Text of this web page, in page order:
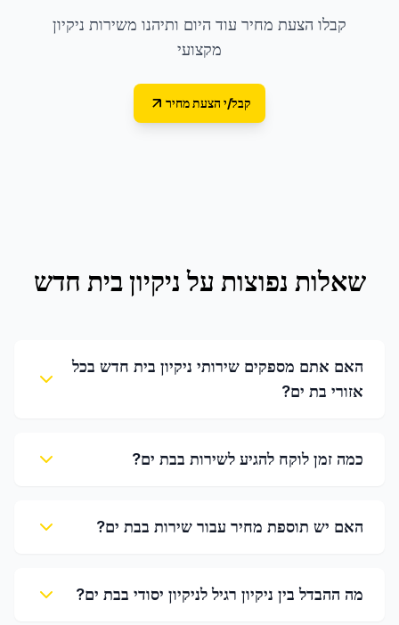
קבלו הצעת מחיר עוד היום ותיהנו משירות ניקיון
מקצועי
קבל/י הצעת מחיר
שאלות נפוצות על ניקיון בית חדש
האם אתם מספקים שירותי ניקיון בית חדש בכל
אזורי בת ים?
כמה זמן לוקח להגיע לשירות בבת ים?
האם יש תוספת מחיר עבור שירות בבת ים?
מה ההבדל בין ניקיון רגיל לניקיון יסודי בבת ים?